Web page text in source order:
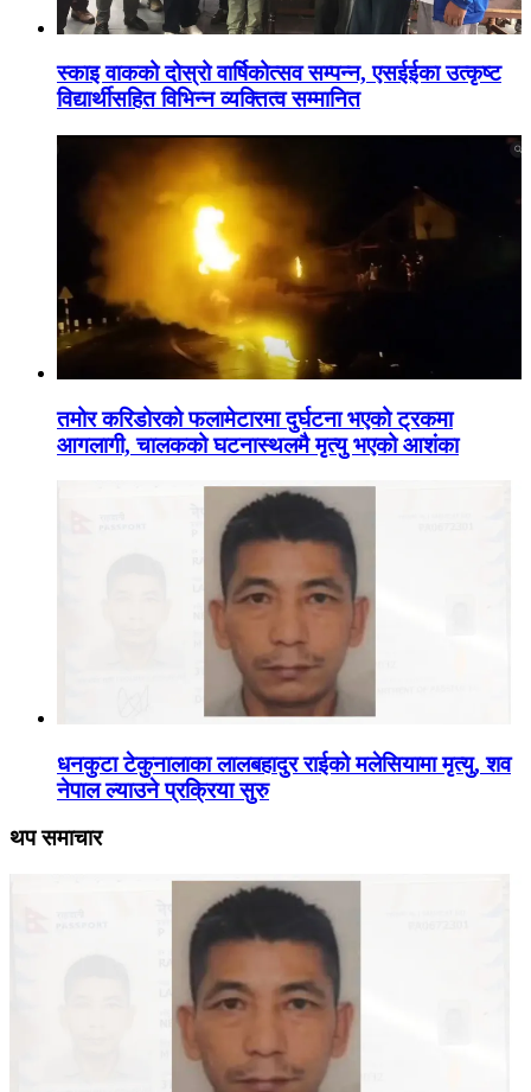
स्काइ वाकको दोस्रो वार्षिकोत्सव सम्पन्न, एसईईका उत्कृष्ट
विद्यार्थीसहित विभिन्न व्यक्तित्व सम्मानित
तमोर करिडोरको फलामेटारमा दुर्घटना भएको ट्रकमा
आगलागी, चालकको घटनास्थलमै मृत्यु भएको आशंका
धनकुटा टेकुनालाका लालबहादुर राईको मलेसियामा मृत्यु, शव
नेपाल ल्याउने प्रक्रिया सुरु
थप समाचार